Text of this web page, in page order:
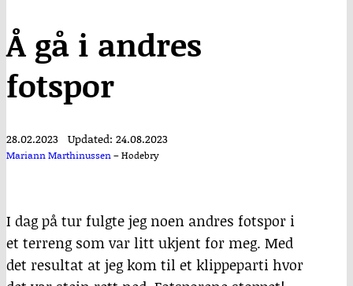
Å gå i andres
fotspor
28.02.2023 Updated: 24.08.2023
Mariann Marthinussen–Hodebry
I dag på tur fulgte jeg noen andres fotspor i
et terreng som var litt ukjent for meg. Med
det resultat at jeg kom til et klippeparti hvor